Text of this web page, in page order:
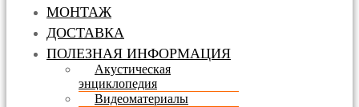
МОНТАЖ
ДОСТАВКА
ПОЛЕЗНАЯ ИНФОРМАЦИЯ
Акустическая
энциклопедия
Видеоматериалы